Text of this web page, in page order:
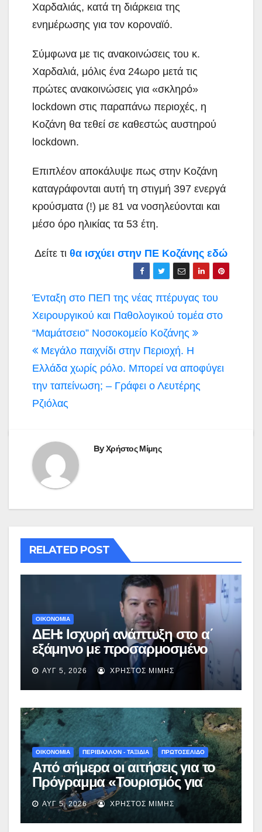
Χαρδαλιάς, κατά τη διάρκεια της
ενημέρωσης για τον κοροναϊό.
Σύμφωνα με τις ανακοινώσεις του κ.
Χαρδαλιά, μόλις ένα 24ωρο μετά τις
πρώτες ανακοινώσεις για «σκληρό»
lockdown στις παραπάνω περιοχές, η
Κοζάνη θα τεθεί σε καθεστώς αυστηρού
lockdown.
Επιπλέον αποκάλυψε πως στην Κοζάνη
καταγράφονται αυτή τη στιγμή 397 ενεργά
κρούσματα (!) με 81 να νοσηλεύονται και
μέσο όρο ηλικίας τα 53 έτη.
Δείτε τι θα ισχύει στην ΠΕ Κοζάνης εδώ
Πλοήγηση
άρθρων
Ένταξη στο ΠΕΠ της νέας πτέρυγας του
Χειρουργικού και Παθολογικού τομέα στο
“Μαμάτσειο” Νοσοκομείο Κοζάνης
Μεγάλο παιχνίδι στην Περιοχή. Η
Ελλάδα χωρίς ρόλο. Μπορεί να αποφύγει
την ταπείνωση; – Γράφει ο Λευτέρης
Ρζιόλας
ByΧρήστος Μίμης
RELATED POST
ΟΙΚΟΝΟΜΙΑ
ΔΕΗ: Ισχυρή ανάπτυξη στο α΄
εξάμηνο με προσαρμοσμένο
EBITDA στα €1,2 δισ.
ΑΥΓ 5, 2026 ΧΡΉΣΤΟΣ ΜΊΜΗΣ
ΟΙΚΟΝΟΜΙΑ ΠΕΡΙΒΑΛΛΟΝ - ΤΑΞΙΔΙΑ ΠΡΩΤΟΣΕΛΙΔΟ
Από σήμερα οι αιτήσεις για το
Πρόγραμμα «Τουρισμός για
Όλους 2026-2027» – Πότε λήγει
η προσθεσμία
ΑΥΓ 5, 2026 ΧΡΉΣΤΟΣ ΜΊΜΗΣ